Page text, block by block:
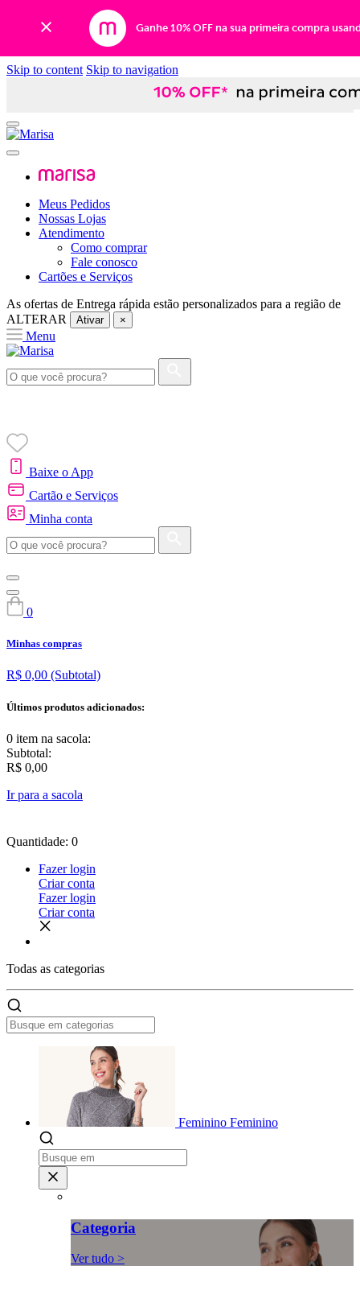
Ganhe 10% OFF na sua primeira compra
Skip to content Skip to navigation
Meus Pedidos
Nossas Lojas
Atendimento
Como comprar
Fale conosco
Cartões e Serviços
As ofertas de Entrega rápida estão personalizados para a região de
ALTERAR
Ativar ×
Menu
Baixe o App
Cartão e Serviços
Minha conta
0
Minhas compras
R$ 0,00 (Subtotal)
Últimos produtos adicionados:
0 item na sacola:
Subtotal:
R$ 0,00
Ir para a sacola
Quantidade: 0
Fazer login
Criar conta
Fazer login
Criar conta
Todas as categorias
Feminino Feminino
Categoria
Ver tudo >